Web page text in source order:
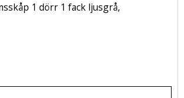
1 dörr 1 fack ljusgrå,